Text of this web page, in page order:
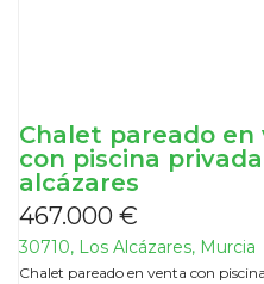
Chalet pareado en
con piscina
alcázares
467.000 €
30710, Los Alcázares, Murcia
Chalet pareado en venta con